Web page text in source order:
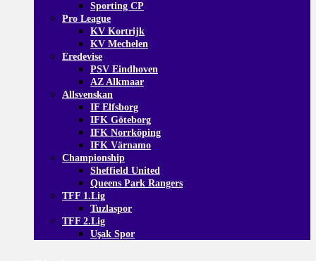
Sporting CP
Pro League
KV Kortrijk
KV Mechelen
Eredevise
PSV Eindhoven
AZ Alkmaar
Allsvenskan
IF Elfsborg
IFK Göteborg
IFK Norrköping
IFK Värnamo
Championship
Sheffield United
Queens Park Rangers
TFF 1.Lig
Tuzlaspor
TFF 2.Lig
Uşak Spor